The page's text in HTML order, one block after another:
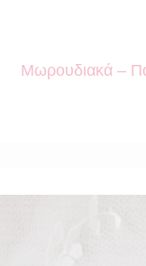
Μωρουδιακά –